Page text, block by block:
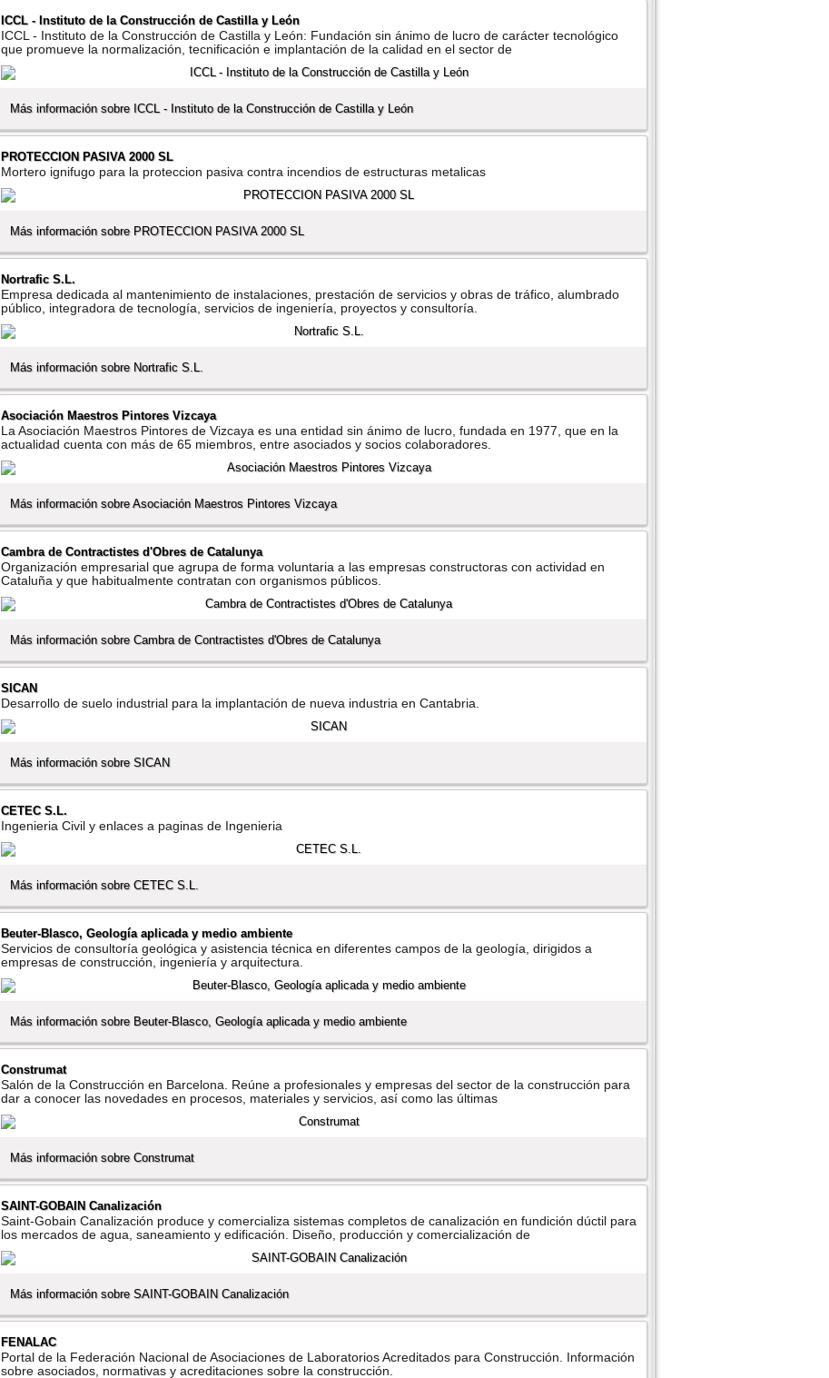
ICCL - Instituto de la Construcción de Castilla y León
ICCL - Instituto de la Construcción de Castilla y León: Fundación sin ánimo de lucro de carácter tecnológico
que promueve la normalización, tecnificación e implantación de la calidad en el sector de
Más información sobre ICCL - Instituto de la Construcción de Castilla y León
PROTECCION PASIVA 2000 SL
Mortero ignifugo para la proteccion pasiva contra incendios de estructuras metalicas
Más información sobre PROTECCION PASIVA 2000 SL
Nortrafic S.L.
Empresa dedicada al mantenimiento de instalaciones, prestación de servicios y obras de tráfico, alumbrado
público, integradora de tecnologí­a, servicios de ingenierí­a, proyectos y consultorí­a.
Más información sobre Nortrafic S.L.
Asociación Maestros Pintores Vizcaya
La Asociación Maestros Pintores de Vizcaya es una entidad sin ánimo de lucro, fundada en 1977, que en la
actualidad cuenta con más de 65 miembros, entre asociados y socios colaboradores.
Más información sobre Asociación Maestros Pintores Vizcaya
Cambra de Contractistes d'Obres de Catalunya
Organización empresarial que agrupa de forma voluntaria a las empresas constructoras con actividad en
Cataluña y que habitualmente contratan con organismos públicos.
Más información sobre Cambra de Contractistes d'Obres de Catalunya
SICAN
Desarrollo de suelo industrial para la implantación de nueva industria en Cantabria.
Más información sobre SICAN
CETEC S.L.
Ingenieria Civil y enlaces a paginas de Ingenieria
Más información sobre CETEC S.L.
Beuter-Blasco, Geologí­a aplicada y medio ambiente
Servicios de consultorí­a geológica y asistencia técnica en diferentes campos de la geologí­a, dirigidos a
empresas de construcción, ingenierí­a y arquitectura.
Más información sobre Beuter-Blasco, Geologí­a aplicada y medio ambiente
Construmat
Salón de la Construcción en Barcelona. Reúne a profesionales y empresas del sector de la construcción para
dar a conocer las novedades en procesos, materiales y servicios, así­ como las últimas
Más información sobre Construmat
SAINT-GOBAIN Canalización
Saint-Gobain Canalización produce y comercializa sistemas completos de canalización en fundición dúctil para
los mercados de agua, saneamiento y edificación. Diseño, producción y comercialización de
Más información sobre SAINT-GOBAIN Canalización
FENALAC
Portal de la Federación Nacional de Asociaciones de Laboratorios Acreditados para Construcción. Información
sobre asociados, normativas y acreditaciones sobre la construcción.